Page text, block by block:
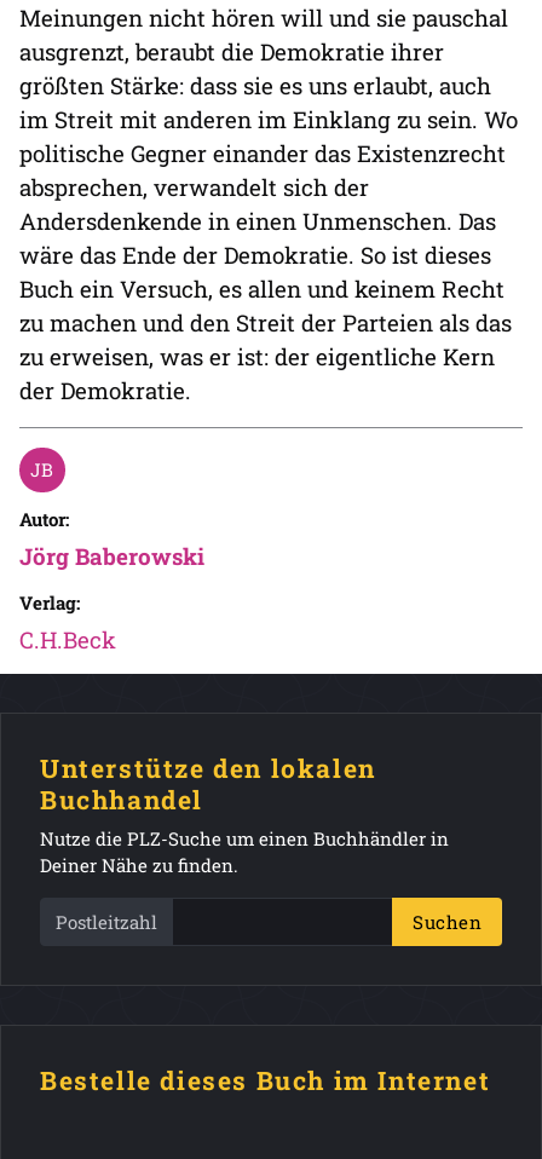
Meinungen nicht hören will und sie pauschal
ausgrenzt, beraubt die Demokratie ihrer
größten Stärke: dass sie es uns erlaubt, auch
im Streit mit anderen im Einklang zu sein. Wo
politische Gegner einander das Existenzrecht
absprechen, verwandelt sich der
Andersdenkende in einen Unmenschen. Das
wäre das Ende der Demokratie. So ist dieses
Buch ein Versuch, es allen und keinem Recht
zu machen und den Streit der Parteien als das
zu erweisen, was er ist: der eigentliche Kern
der Demokratie.
Autor:
Jörg Baberowski
Verlag:
C.H.Beck
Unterstütze den lokalen
Buchhandel
Nutze die PLZ-Suche um einen Buchhändler in
Deiner Nähe zu finden.
Postleitzahl Suchen
Bestelle dieses Buch im Internet